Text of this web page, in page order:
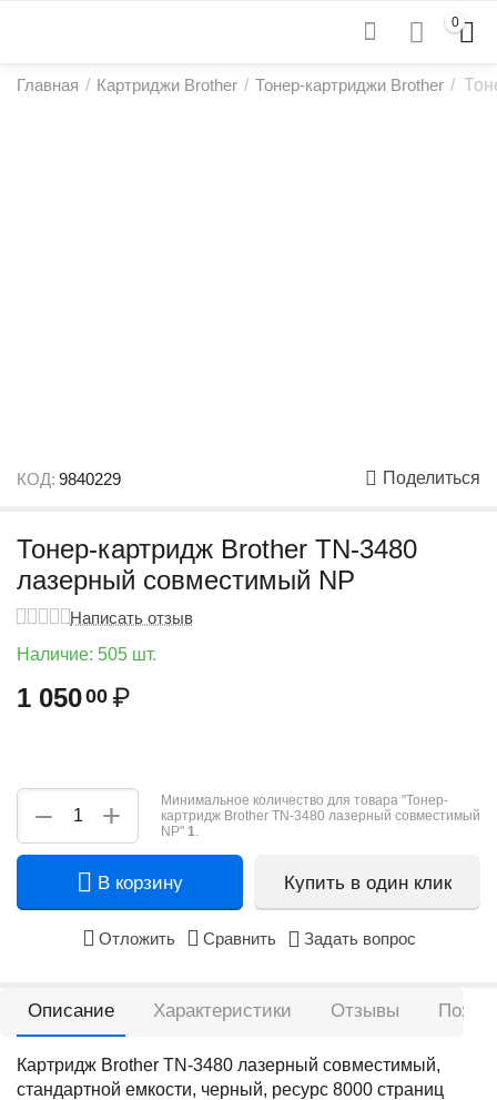
0
Главная / Картриджи Brother / Тонер-картриджи Brother /
КОД: 9840229 Поделиться
Тонер-картридж Brother TN-3480
лазерный совместимый NP
Написать отзыв
Наличие: 505 шт.
1 05000 ₽
+
−
Минимальное количество для товара "Тонер-
картридж Brother TN-3480 лазерный совместимый
NP" 1.
В корзину Купить в один клик
Отложить Сравнить Задать вопрос
Описание Характеристики Отзывы
Картридж Brother TN-3480 лазерный совместимый,
стандартной емкости, черный, ресурс 8000 страниц